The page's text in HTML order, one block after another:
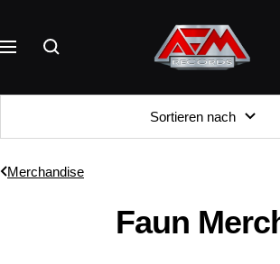
Inhalt
Navigation
AFM
Records
Sortieren nach
Merchandise
Faun